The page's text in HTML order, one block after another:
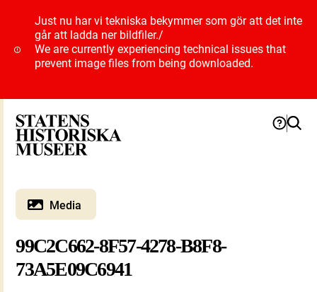
Just nu har vi tekniska bekymmer som gör att det inte
går att ladda ner bildfiler./
We are currently experiencing technical issues that
prevent image files from being downloaded.
Media
99C2C662-8F57-4278-B8F8-
73A5E09C6941